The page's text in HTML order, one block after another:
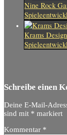
Nine Rock
Krams
Schreibe einen
Deine E-Mail-
sind mit * markiert
Kommentar *